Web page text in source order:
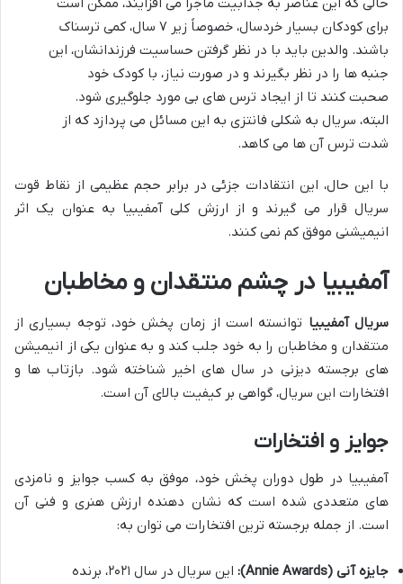
برای کودکان بسیار خردسال، خصوصاً زیر ۷ سال، کمی ترسناک
باشند. والدین باید با در نظر گرفتن حساسیت فرزندانشان، این
جنبه ها را در نظر بگیرند و در صورت نیاز، با کودک خود
صحبت کنند تا از ایجاد ترس های بی مورد جلوگیری شود.
البته، سریال به شکلی فانتزی به این مسائل می پردازد که از
شدت ترس آن ها می کاهد.
با این حال، این انتقادات جزئی در برابر حجم عظیمی از نقاط قوت
سریال قرار می گیرند و از ارزش کلی آمفیبیا به عنوان یک اثر
انیمیشنی موفق کم نمی کنند.
آمفیبیا در چشم منتقدان و مخاطبان
سریال آمفیبیا توانسته است از زمان پخش خود، توجه بسیاری از
منتقدان و مخاطبان را به خود جلب کند و به عنوان یکی از انیمیشن
های برجسته دیزنی در سال های اخیر شناخته شود. بازتاب ها و
افتخارات این سریال، گواهی بر کیفیت بالای آن است.
جوایز و افتخارات
آمفیبیا در طول دوران پخش خود، موفق به کسب جوایز و نامزدی
های متعددی شده است که نشان دهنده ارزش هنری و فنی آن
است. از جمله برجسته ترین افتخارات می توان به:
جایزه آنی (Annie Awards):
این سریال در سال ۲۰۲۱، برنده